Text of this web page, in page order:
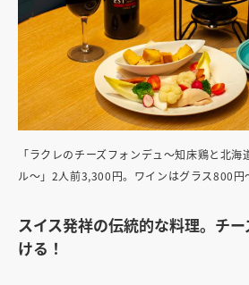
「ラクレのチーズフォンデュ～知床鶏と北
ル～」2人前3,300円。ワインはグラス800円
スイス発祥の伝統的な料理。チ
ける！